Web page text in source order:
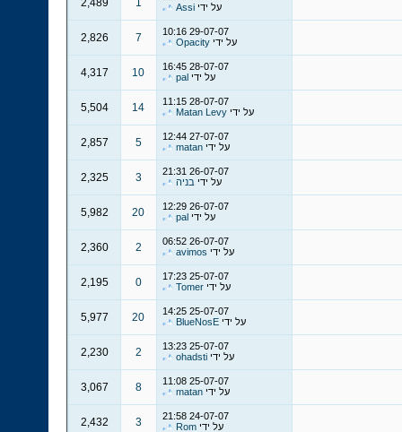
על ידיAssi
1
2,489
29-07-07
10:16
על ידיOpacity
7
2,826
28-07-07
16:45
על ידיpal
10
4,317
28-07-07
11:15
על ידיMatan Levy
14
5,504
27-07-07
12:44
על ידיmatan
5
2,857
26-07-07
21:31
על ידי בניה 3
2,325
26-07-07
12:29
על ידיpal
20
5,982
26-07-07
06:52
על ידי avimos
2
2,360
25-07-07
17:23
על ידיTomer
0
2,195
25-07-07
14:25
על ידיBlueNosE
20
5,977
25-07-07
13:23
על ידיohadsti
2
2,230
25-07-07
11:08
על ידיmatan
8
3,067
24-07-07
21:58
על ידיRom
3
2,432